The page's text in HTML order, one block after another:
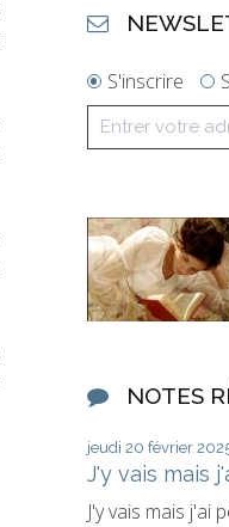
S'inscrire
NOTES
jeudi 20 février
J'y vais mais
J'y vais mais j'ai